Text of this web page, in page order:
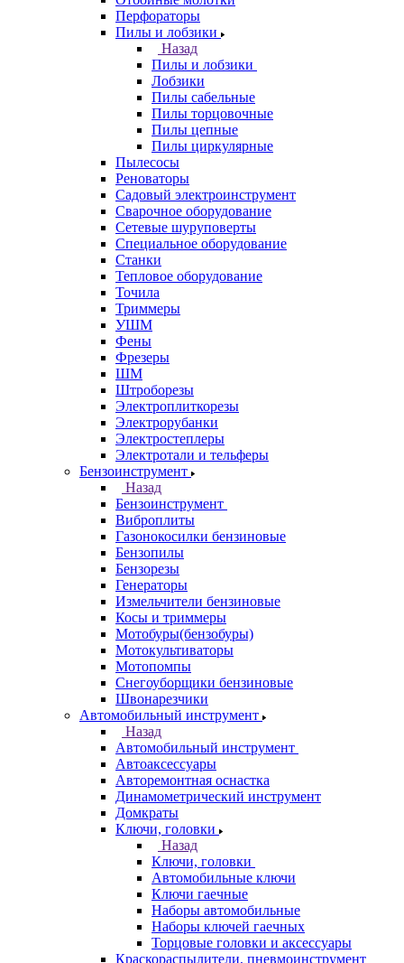
Перфораторы
Пилы и лобзики
Назад
Пилы и лобзики
Лобзики
Пилы сабельные
Пилы торцовочные
Пилы цепные
Пилы циркулярные
Пылесосы
Реноваторы
Садовый электроинструмент
Сварочное оборудование
Сетевые шуруповерты
Специальное оборудование
Станки
Тепловое оборудование
Точила
Триммеры
УШМ
Фены
Фрезеры
ШМ
Штроборезы
Электроплиткорезы
Электрорубанки
Электростеплеры
Электротали и тельферы
Бензоинструмент
Назад
Бензоинструмент
Виброплиты
Газонокосилки бензиновые
Бензопилы
Бензорезы
Генераторы
Измельчители бензиновые
Косы и триммеры
Мотобуры(бензобуры)
Мотокультиваторы
Мотопомпы
Снегоуборщики бензиновые
Швонарезчики
Автомобильный инструмент
Назад
Автомобильный инструмент
Автоаксессуары
Авторемонтная оснастка
Динамометрический инструмент
Домкраты
Ключи, головки
Назад
Ключи, головки
Автомобильные ключи
Ключи гаечные
Наборы автомобильные
Наборы ключей гаечных
Торцовые головки и аксессуары
Краскораспылители, пневмоинструмент